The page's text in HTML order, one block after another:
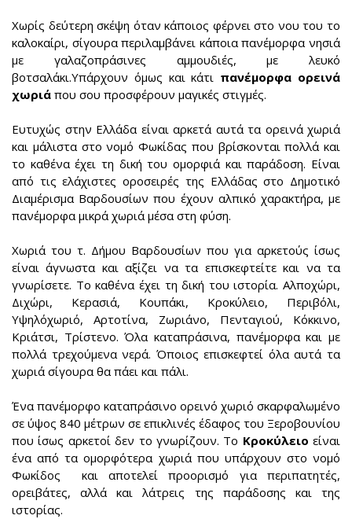
Χωρίς δεύτερη σκέψη όταν κάποιος φέρνει στο νου του το
καλοκαίρι, σίγουρα περιλαμβάνει κάποια πανέμορφα νησιά
με γαλαζοπράσινες αμμουδιές, με λευκό
βοτσαλάκι.Υπάρχουν όμως και κάτι πανέμορφα ορεινά
χωριά που σου προσφέρουν μαγικές στιγμές.
Ευτυχώς στην Ελλάδα είναι αρκετά αυτά τα ορεινά χωριά
και μάλιστα στο νομό Φωκίδας που βρίσκονται πολλά και
το καθένα έχει τη δική του ομορφιά και παράδοση. Είναι
από τις ελάχιστες οροσειρές της Ελλάδας στο Δημοτικό
Διαμέρισμα Βαρδουσίων που έχουν αλπικό χαρακτήρα, με
πανέμορφα μικρά χωριά μέσα στη φύση.
Χωριά του τ. Δήμου Βαρδουσίων που για αρκετούς ίσως
είναι άγνωστα και αξίζει να τα επισκεφτείτε και να τα
γνωρίσετε. Το καθένα έχει τη δική του ιστορία. Αλποχώρι,
Διχώρι, Κερασιά, Κουπάκι, Κροκύλειο, Περιβόλι,
Υψηλόχωριό, Αρτοτίνα, Ζωριάνο, Πενταγιού, Κόκκινο,
Κριάτσι, Τρίστενο. Όλα καταπράσινα, πανέμορφα και με
πολλά τρεχούμενα νερά. Όποιος επισκεφτεί όλα αυτά τα
χωριά σίγουρα θα πάει και πάλι.
Ένα πανέμορφο καταπράσινο ορεινό χωριό σκαρφαλωμένο
σε ύψος 840 μέτρων σε επικλινές έδαφος του Ξεροβουνίου
που ίσως αρκετοί δεν το γνωρίζουν. Το Κροκύλειο είναι
ένα από τα ομορφότερα χωριά που υπάρχουν στο νομό
Φωκίδος και αποτελεί προορισμό για περιπατητές,
ορειβάτες, αλλά και λάτρεις της παράδοσης και της
ιστορίας.